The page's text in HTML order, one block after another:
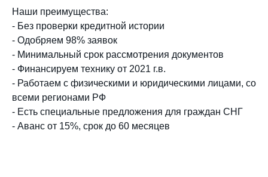
Наши преимущества:
- Без проверки кредитной истории
- Одобряем 98% заявок
- Минимальный срок рассмотрения документов
- Финансируем технику от 2021 г.в.
- Работаем с физическими и юридическими лицами, со
всеми регионами РФ
- Есть специальные предложения для граждан СНГ
- Аванс от 15%, срок до 60 месяцев